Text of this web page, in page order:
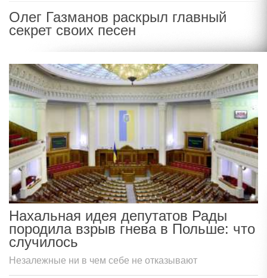
Олег Газманов раскрыл главный
секрет своих песен
Нахальная идея депутатов Рады
породила взрыв гнева в Польше: что
случилось
Незалежные ни в чем себе не отказывают